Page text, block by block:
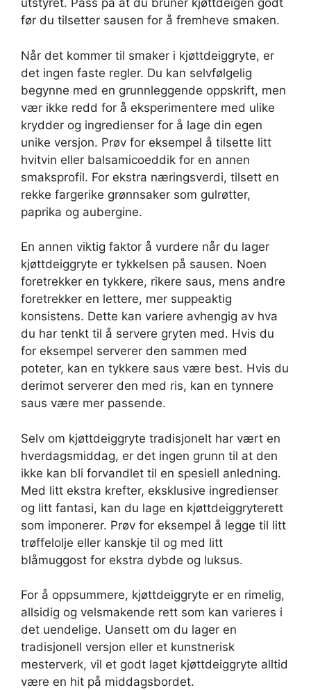
utstyret. Pass på at du bruner kjøttdeigen godt
før du tilsetter sausen for å fremheve smaken.
Når det kommer til smaker i kjøttdeiggryte, er
det ingen faste regler. Du kan selvfølgelig
begynne med en grunnleggende oppskrift, men
vær ikke redd for å eksperimentere med ulike
krydder og ingredienser for å lage din egen
unike versjon. Prøv for eksempel å tilsette litt
hvitvin eller balsamicoeddik for en annen
smaksprofil. For ekstra næringsverdi, tilsett en
rekke fargerike grønnsaker som gulrøtter,
paprika og aubergine.
En annen viktig faktor å vurdere når du lager
kjøttdeiggryte er tykkelsen på sausen. Noen
foretrekker en tykkere, rikere saus, mens andre
foretrekker en lettere, mer suppeaktig
konsistens. Dette kan variere avhengig av hva
du har tenkt til å servere gryten med. Hvis du
for eksempel serverer den sammen med
poteter, kan en tykkere saus være best. Hvis du
derimot serverer den med ris, kan en tynnere
saus være mer passende.
Selv om kjøttdeiggryte tradisjonelt har vært en
hverdagsmiddag, er det ingen grunn til at den
ikke kan bli forvandlet til en spesiell anledning.
Med litt ekstra krefter, eksklusive ingredienser
og litt fantasi, kan du lage en kjøttdeiggryterett
som imponerer. Prøv for eksempel å legge til litt
trøffelolje eller kanskje til og med litt
blåmuggost for ekstra dybde og luksus.
For å oppsummere, kjøttdeiggryte er en rimelig,
allsidig og velsmakende rett som kan varieres i
det uendelige. Uansett om du lager en
tradisjonell versjon eller et kunstnerisk
mesterverk, vil et godt laget kjøttdeiggryte alltid
være en hit på middagsbordet.